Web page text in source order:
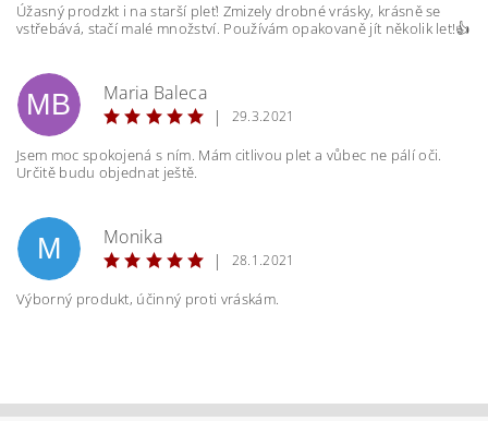
Vložením hodnocení souhlasíte s
Úžasný prodzkt i na starší pleť! Zmizely drobné vrásky, krásně se
vstřebává, stačí malé množství. Používám opakovaně jít několik let!👍
MB
Maria Baleca
|
29.3.2021
Jsem moc spokojená s ním. Mám citlivou plet a vůbec ne pálí oči.
Určitě budu objednat ještě.
M
Monika
|
28.1.2021
Výborný produkt, účinný proti vráskám.